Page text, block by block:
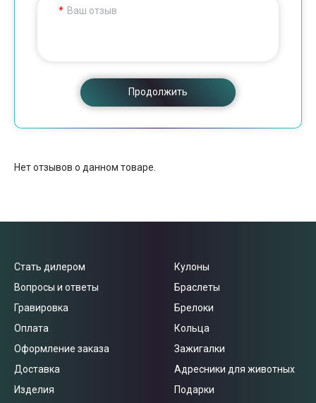
Ваш отзыв
Продолжить
Нет отзывов о данном товаре.
Стать дилером
Вопросы и ответы
Гравировка
Оплата
Оформление заказа
Доставка
Изделия
Кулоны
Браслеты
Брелоки
Кольца
Зажигалки
Адресники для животных
Подарки